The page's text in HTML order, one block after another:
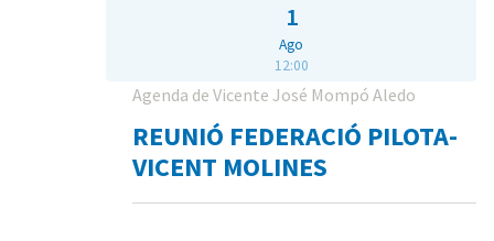
1
Ago
12:00
Agenda de Vicente José Mompó Aledo
REUNIÓ FEDERACIÓ PILOTA-
VICENT MOLINES